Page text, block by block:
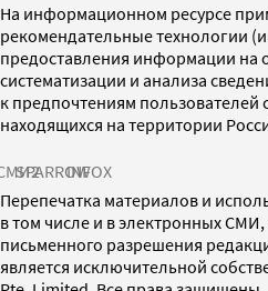
На информационном ресурсе
рекомендательные технологии
предоставления информации на
систематизации и анализа
к предпочтениям пользователей
находящихся на территории
SPARROWINFOX
Перепечатка материалов и
в том числе и в электронных
письменного разрешения
является исключительной